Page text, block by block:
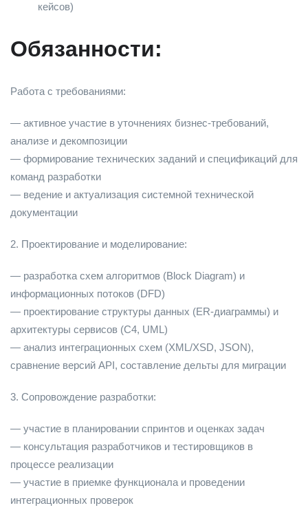
кейсов)
Обязанности:
Работа с требованиями:
— активное участие в уточнениях бизнес-требований,
анализе и декомпозиции
— формирование технических заданий и спецификаций для
команд разработки
— ведение и актуализация системной технической
документации
2. Проектирование и моделирование:
— разработка схем алгоритмов (Block Diagram) и
информационных потоков (DFD)
— проектирование структуры данных (ER-диаграммы) и
архитектуры сервисов (C4, UML)
— анализ интеграционных схем (XML/XSD, JSON),
сравнение версий API, составление дельты для миграции
3. Сопровождение разработки:
— участие в планировании спринтов и оценках задач
— консультация разработчиков и тестировщиков в
процессе реализации
— участие в приемке функционала и проведении
интеграционных проверок